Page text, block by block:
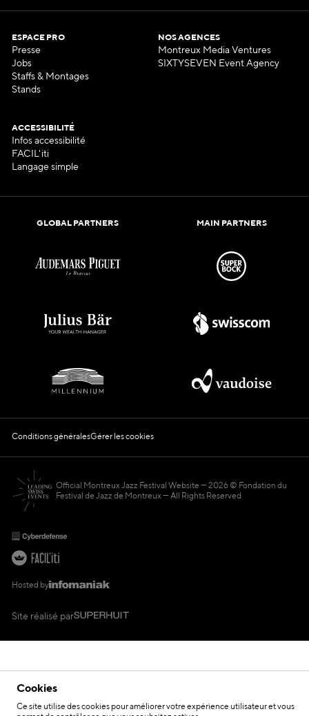
Cookies
Ce site utilise des cookies pour améliorer votre expérience utilisateur et vous
ESPACE PRO
Presse
Jobs
Staffs & Montages
Stands
NOS AGENCES
Montreux Media Ventures
SIXTYSEVEN Event Agency
ACCESSIBILITÉ
Infos accessibilité
FACIL'iti
Langage simple
GLOBAL PARTNERS MAIN PARTNERS
Conditions généralesGérer les cookies
Official Montreux Jazz Festival Website
2026 © Fondation du
Festival de Jazz de Montreux — All Rights Reserved
Hosted by
Site réalisé par